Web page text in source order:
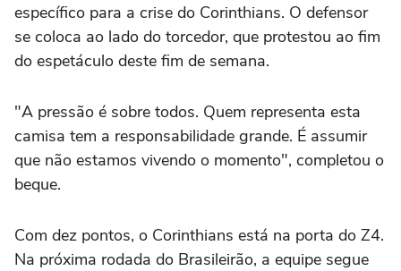
específico para a crise do Corinthians. O defensor
se coloca ao lado do torcedor, que protestou ao fim
do espetáculo deste fim de semana.
"A pressão é sobre todos. Quem representa esta
camisa tem a responsabilidade grande. É assumir
que não estamos vivendo o momento", completou o
beque.
Com dez pontos, o Corinthians está na porta do Z4.
Na próxima rodada do Brasileirão, a equipe segue